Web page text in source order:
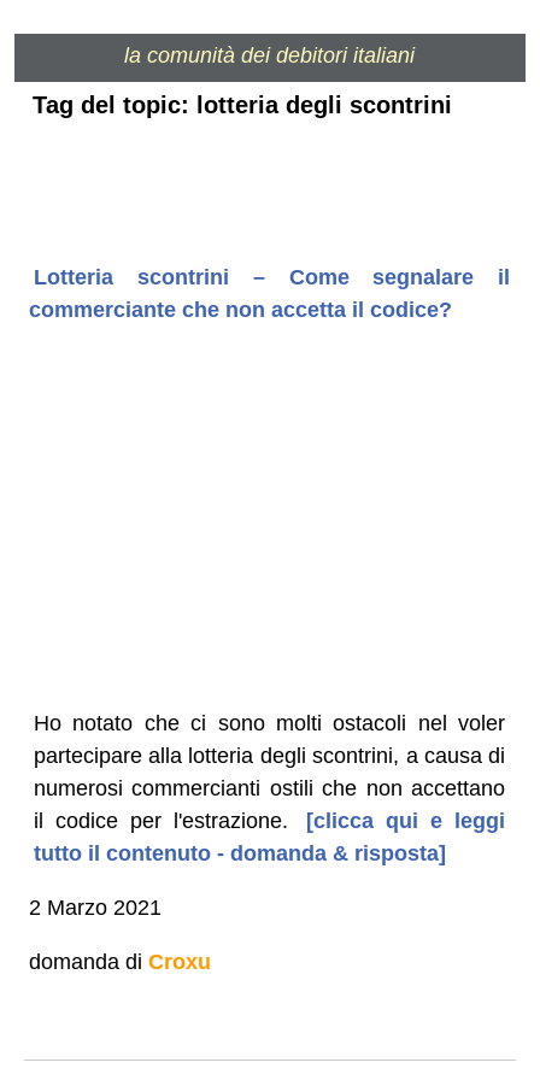
la comunità dei debitori italiani
Tag del topic: lotteria degli scontrini
Lotteria scontrini – Come segnalare il
commerciante che non accetta il codice?
Ho notato che ci sono molti ostacoli nel voler
partecipare alla lotteria degli scontrini, a causa di
numerosi commercianti ostili che non accettano
il codice per l'estrazione.
[clicca qui e leggi
tutto il contenuto - domanda & risposta]
2 Marzo 2021
domanda di Croxu